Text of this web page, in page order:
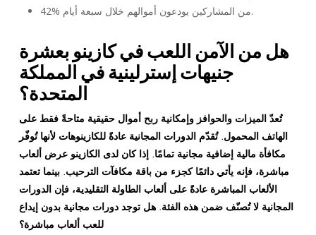
42% من المشاركين يودعون أموالهم خلال سبعة أيام.
هل من الآمن اللعب في كازينو بعشرة
جنيهات إسترلينية في المملكة
المتحدة؟
تُعدّ الميزات والحوافز وإمكانية ربح أموال حقيقية متاحةً فقط على
الهاتف المحمول. تُقدّم الدورات المجانية عادةً للكازينوهات لأنها تُوفّر
مكافأة مالية إضافية مجانية تمامًا. إذا كان لدى الكازينو عرض ألعاب
مباشرة، فإنه يأتي دائمًا كجزء من باقة مكافآت الترحيب. بينما تعتمد
الألعاب المباشرة عادةً على ألعاب الطاولة التقليدية، فإن الدورات
المجانية لا تُصنّف ضمن هذه الفئة. هل توجد دورات مجانية بدون إيداع
للعب ألعاب مباشرة؟